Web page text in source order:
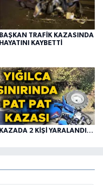
BAŞKAN TRAFİK KAZASINDA
HAYATINI KAYBETTİ
KAZADA 2 KİŞİ YARALANDI…